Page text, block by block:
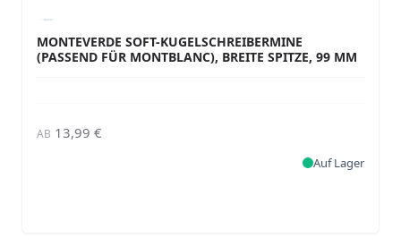
MONTEVERDE SOFT-KUGELSCHREIBERMINE
(PASSEND FÜR MONTBLANC), BREITE SPITZE, 99 MM
AB 13,99 €
Auf Lager